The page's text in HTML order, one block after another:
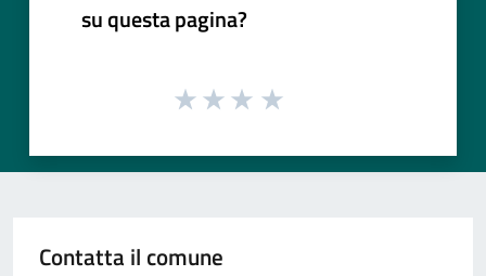
su questa pagina?
Contatta il comune